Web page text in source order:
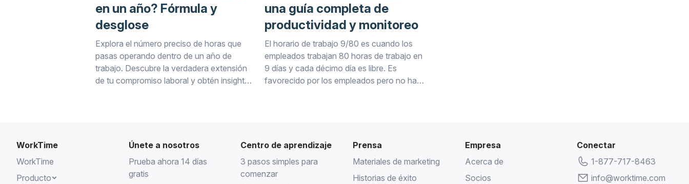
en un año? Fórmula y
desglose
Explora el número preciso de horas que
pasas operando dentro de un año de
trabajo. Descubre la verdadera extensión
de tu compromiso laboral y obtén insights
una guía completa de
productividad y monitoreo
El horario de trabajo 9/80 es cuando los
empleados trabajan 80 horas de trabajo en
9 días y cada décimo día es libre. Es
favorecido por los empleados pero no hay
WorkTime
WorkTime
Producto
Únete a nosotros
Prueba ahora 14 días
gratis
Centro de aprendizaje
3 pasos simples para
comenzar
Prensa
Materiales de marketing
Historias de éxito
Empresa
Acerca de
Socios
Conectar
1-877-717-8463
info@worktime.com